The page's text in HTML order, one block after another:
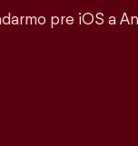
pre iOS a